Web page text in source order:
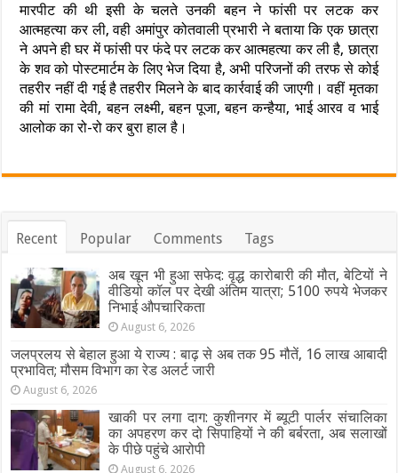
मारपीट की थी इसी के चलते उनकी बहन ने फांसी पर लटक कर
आत्महत्या कर ली, वही अमांपुर कोतवाली प्रभारी ने बताया कि एक छात्रा
ने अपने ही घर में फांसी पर फंदे पर लटक कर आत्महत्या कर ली है, छात्रा
के शव को पोस्टमार्टम के लिए भेज दिया है, अभी परिजनों की तरफ से कोई
तहरीर नहीं दी गई है तहरीर मिलने के बाद कार्रवाई की जाएगी। वहीं मृतका
की मां रामा देवी, बहन लक्ष्मी, बहन पूजा, बहन कन्हैया, भाई आरव व भाई
आलोक का रो-रो कर बुरा हाल है।
Recent Popular Comments Tags
अब खून भी हुआ सफेद: वृद्ध कारोबारी की मौत, बेटियों ने
वीडियो कॉल पर देखी अंतिम यात्रा; 5100 रुपये भेजकर
निभाई औपचारिकता
August 6, 2026
जलप्रलय से बेहाल हुआ ये राज्य : बाढ़ से अब तक 95 मौतें, 16 लाख आबादी
प्रभावित; मौसम विभाग का रेड अलर्ट जारी
August 6, 2026
खाकी पर लगा दाग: कुशीनगर में ब्यूटी पार्लर संचालिका
का अपहरण कर दो सिपाहियों ने की बर्बरता, अब सलाखों
के पीछे पहुंचे आरोपी
August 6, 2026